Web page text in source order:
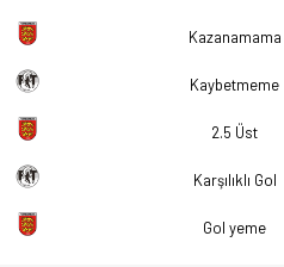
Kazanamama
Kaybetmeme
2.5 Üst
Karşılıklı Gol
Gol yeme